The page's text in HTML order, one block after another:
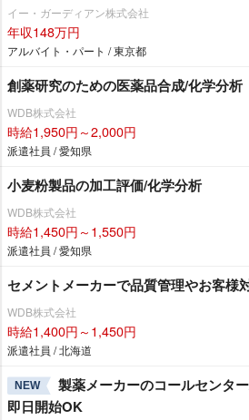
イー・ガーディアン株式会社
年収148万円
アルバイト・パート / 東京都
創薬研究のための医薬品合成/化学分析
WDB株式会社
時給1,950円～2,000円
派遣社員 / 愛知県
小麦粉製品の加工評価/化学分析
WDB株式会社
時給1,450円～1,550円
派遣社員 / 愛知県
セメントメーカーで品質管理やお客様
WDB株式会社
時給1,400円～1,450円
派遣社員 / 北海道
NEW
製薬メーカーのコールセンタ
即日開始OK